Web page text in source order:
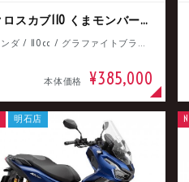
クロスカブ110 くまモンバージョン
ホンダ / 110cc / グラファイトブラック
本体価格 ¥385,000
明石店